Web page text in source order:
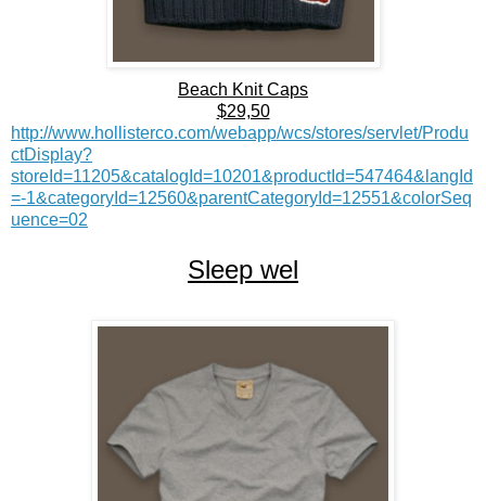
Beach Knit Caps
$29,50
http://www.hollisterco.com/webapp/wcs/stores/servlet/Produ
ctDisplay?
storeId=11205&catalogId=10201&productId=547464&langId
=-1&categoryId=12560&parentCategoryId=12551&colorSeq
uence=02
Sleep wel